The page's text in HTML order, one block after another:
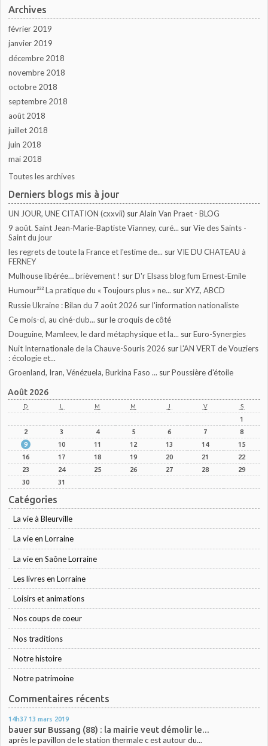
Archives
février 2019
janvier 2019
décembre 2018
novembre 2018
octobre 2018
septembre 2018
août 2018
juillet 2018
juin 2018
mai 2018
Toutes les archives
Derniers blogs mis à jour
UN JOUR, UNE CITATION (cxxvii) surAlain Van Praet - BLOG
9 août. Saint Jean-Marie-Baptiste Vianney, curé... surVie des Saints -
Saint du jour
les regrets de toute la France et l'estime de... surVIE DU CHATEAU à
FERNEY
Mulhouse libérée… brièvement ! surD'r Elsass blog fum Ernest-Emile
Humour²²² La pratique du « Toujours plus » ne... surXYZ, ABCD
Russie Ukraine : Bilan du 7 août 2026 surl'information nationaliste
Ce mois-ci, au ciné-club... surle croquis de côté
Douguine, Mamleev, le dard métaphysique et la... surEuro-Synergies
Nuit Internationale de la Chauve-Souris 2026 surL'AN VERT de Vouziers
: écologie et...
Groenland, Iran, Vénézuela, Burkina Faso ... surPoussière d'étoile
Août 2026
D L M M J V S
1
2
3 4 5 6 7
8
9
10 11 12 13 14
15
16
17 18 19 20 21
22
23
24 25 26 27 28
29
30
31
Catégories
La vie à Bleurville
La vie en Lorraine
La vie en Saône Lorraine
Les livres en Lorraine
Loisirs et animations
Nos coups de coeur
Nos traditions
Notre histoire
Notre patrimoine
Commentaires récents
14h37 13 mars 2019
bauersur Bussang (88) : la mairie veut démolir le...
après le pavillon de le station thermale c est autour du...